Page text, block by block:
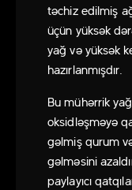
təchiz edilmiş
üçün yüksək
yağ və yüksək
hazırlanmışdır.
Bu mühərrik
oksidləşməyə
gəlmiş qurum
gəlməsini
paylayıcı